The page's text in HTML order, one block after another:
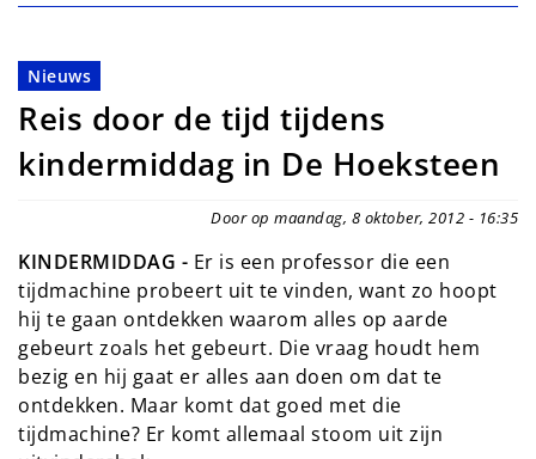
Nieuws
Reis door de tijd tijdens
kindermiddag in De Hoeksteen
Door op maandag, 8 oktober, 2012 - 16:35
KINDERMIDDAG - Er is een professor die een
tijdmachine probeert uit te vinden, want zo hoopt
hij te gaan ontdekken waarom alles op aarde
gebeurt zoals het gebeurt. Die vraag houdt hem
bezig en hij gaat er alles aan doen om dat te
ontdekken. Maar komt dat goed met die
tijdmachine? Er komt allemaal stoom uit zijn